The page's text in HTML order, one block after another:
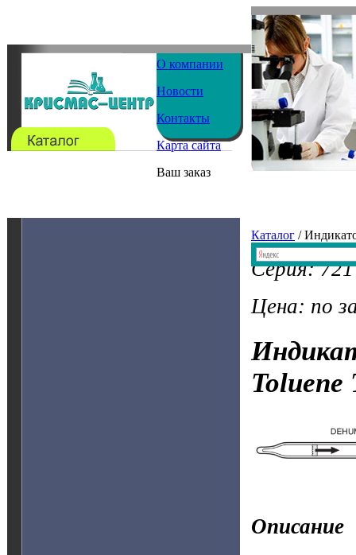
О компании
Новости
Контакты
Карта сайта
Ваш заказ
Каталог /
Серия: 721
Цена: по
Toluene
Описание